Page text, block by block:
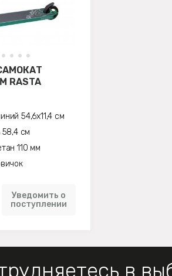
RASTA
54,6x11,4 см
58,4 см
110 мм
Уведомить о
поступлении
в